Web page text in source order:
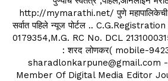
http://mymarathi.net/ पुणे महापालिकेची
सर्वात पहिले न्यूज पोर्टल ..
0179354,M.G. RC No. DCL
: शरद लोणकर( mobile-
sharadlonkarpune@gmail.com
Member Of Digital Media Editor